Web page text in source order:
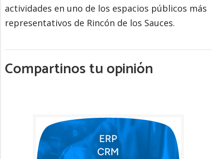
actividades en uno de los espacios públicos más
representativos de Rincón de los Sauces.
Compartinos tu opinión